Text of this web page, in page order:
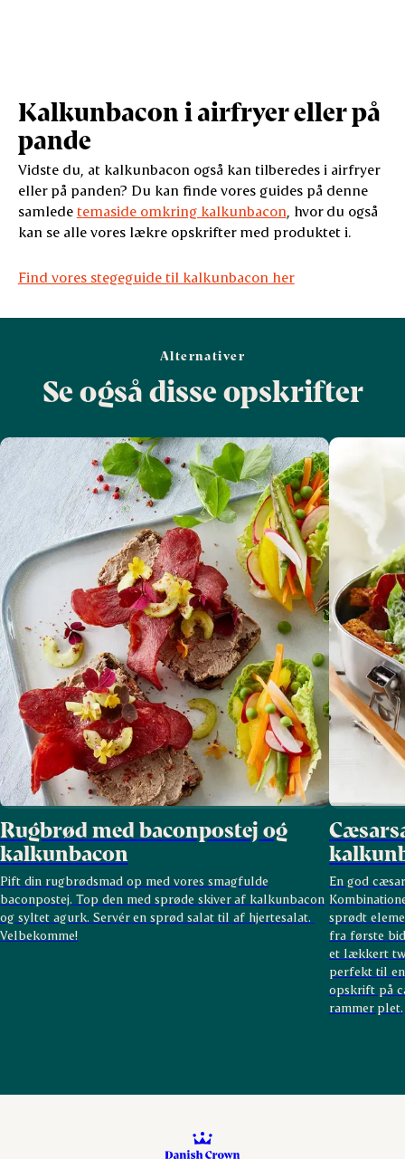
Kalkunbacon i airfryer eller på
pande
Vidste du, at kalkunbacon også kan tilberedes i airfryer
eller på panden? Du kan finde vores guides på denne
samlede temaside omkring kalkunbacon , hvor du også
kan se alle vores lækre opskrifter med produktet i.
Find vores stegeguide til kalkunbacon her
Alternativer
Se også disse opskrifter
Rugbrød med baconpostej og
kalkunbacon
Pift din rugbrødsmad op med vores smagfulde
baconpostej. Top den med sprøde skiver af kalkunbacon
og syltet agurk. Servér en sprød salat til af hjertesalat.
Velbekomme!
En god
sprødt
fra første
et lækkert
perfekt til
opskrift på
rammer plet.